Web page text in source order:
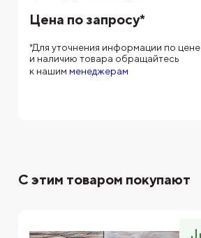
Цена по запросу*
*Для уточнения информации по цене
и наличию товара обращайтесь
к нашим менеджерам
С этим товаром покупают